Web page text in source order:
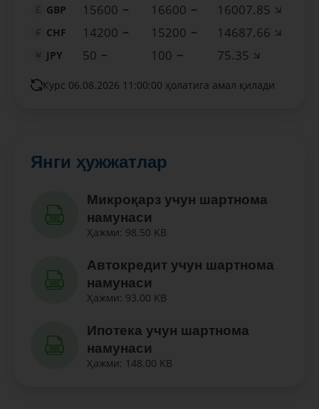
GBP 15600 16600 16007.85
CHF 14200 15200 14687.66
JPY 50 100 75.35
Курс 06.08.2026 11:00:00 ҳолатига амал қилади
Янги ҳужжатлар
Микроқарз учун шартнома
намунаси
Ҳажми: 98.50 KB
Автокредит учун шартнома
намунаси
Ҳажми: 93.00 KB
Ипотека учун шартнома
намунаси
Ҳажми: 148.00 KB